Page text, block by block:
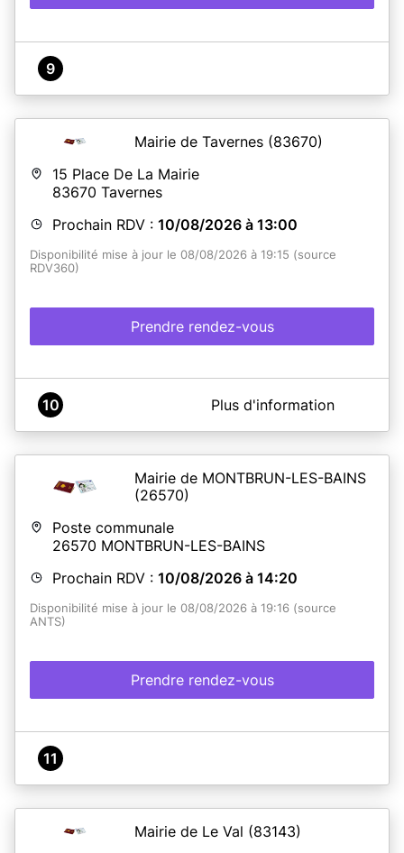
9
Mairie de Tavernes (83670)
15 Place De La Mairie
83670 Tavernes
Prochain RDV : 10/08/2026 à 13:00
Disponibilité mise à jour le 08/08/2026 à 19:15 (source
RDV360)
Prendre rendez-vous
A propos de Mairie de TAVERNES
chaussée. Accès à la mairie depuis la place de l'Eglise.
Possibilité de stationner place de la mairie avec disque
de stationnement.
La présence des
demandé est OBLIGATOIRE au dépôt du dossier.
sans rendez-vous, merci de vous présenter au plus tard
titre actuel.
Vous devrez vous présenter avec votre CNI originale
ainsi que le QR code.
Attention, la Mairie sera fermée :
Les 26 décembre et 2 janvier.
En savoir plus
10 Plus d'information
Mairie de MONTBRUN-LES-BAINS
(26570)
Poste communale
26570 MONTBRUN-LES-BAINS
Prochain RDV : 10/08/2026 à 14:20
Disponibilité mise à jour le 08/08/2026 à 19:16 (source
ANTS)
Prendre rendez-vous
11
Mairie de Le Val (83143)